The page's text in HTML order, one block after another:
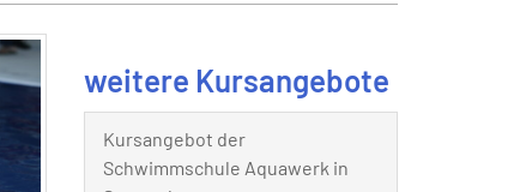
weitere Kursangebote
Kursangebot der
Schwimmschule Aquawerk in